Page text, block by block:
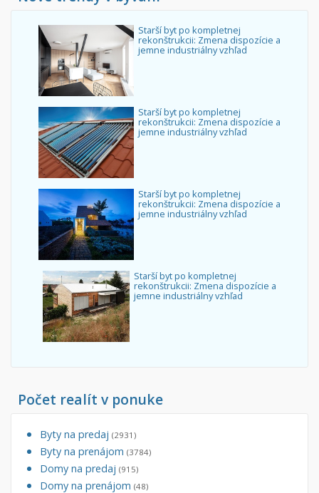
Starší byt po kompletnej
rekonštrukcii: Zmena dispozície a
jemne industriálny vzhľad
Starší byt po kompletnej
rekonštrukcii: Zmena dispozície a
jemne industriálny vzhľad
Starší byt po kompletnej
rekonštrukcii: Zmena dispozície a
jemne industriálny vzhľad
Starší byt po kompletnej
rekonštrukcii: Zmena dispozície a
jemne industriálny vzhľad
Počet realít v ponuke
Byty na predaj (2931)
Byty na prenájom (3784)
Domy na predaj (915)
Domy na prenájom (48)